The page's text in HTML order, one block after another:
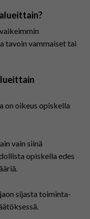
tavoin vammaiset tai
on oikeus opiskella
vain siinä
opiskella edes
sijasta toiminta-